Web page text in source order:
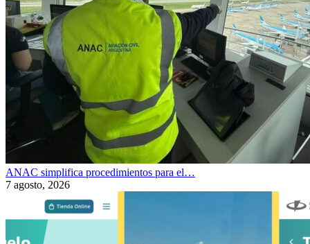
ANAC simplifica procedimientos para el…
7 agosto, 2026